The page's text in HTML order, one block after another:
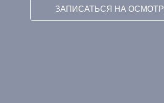
ЗАПИСАТЬСЯ НА ОСМОТР